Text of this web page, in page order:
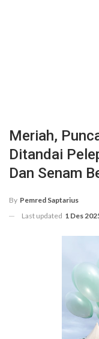
Meriah,
Ditandai
Dan Senam
By Pemred Saptarius
Last updated 1 Des